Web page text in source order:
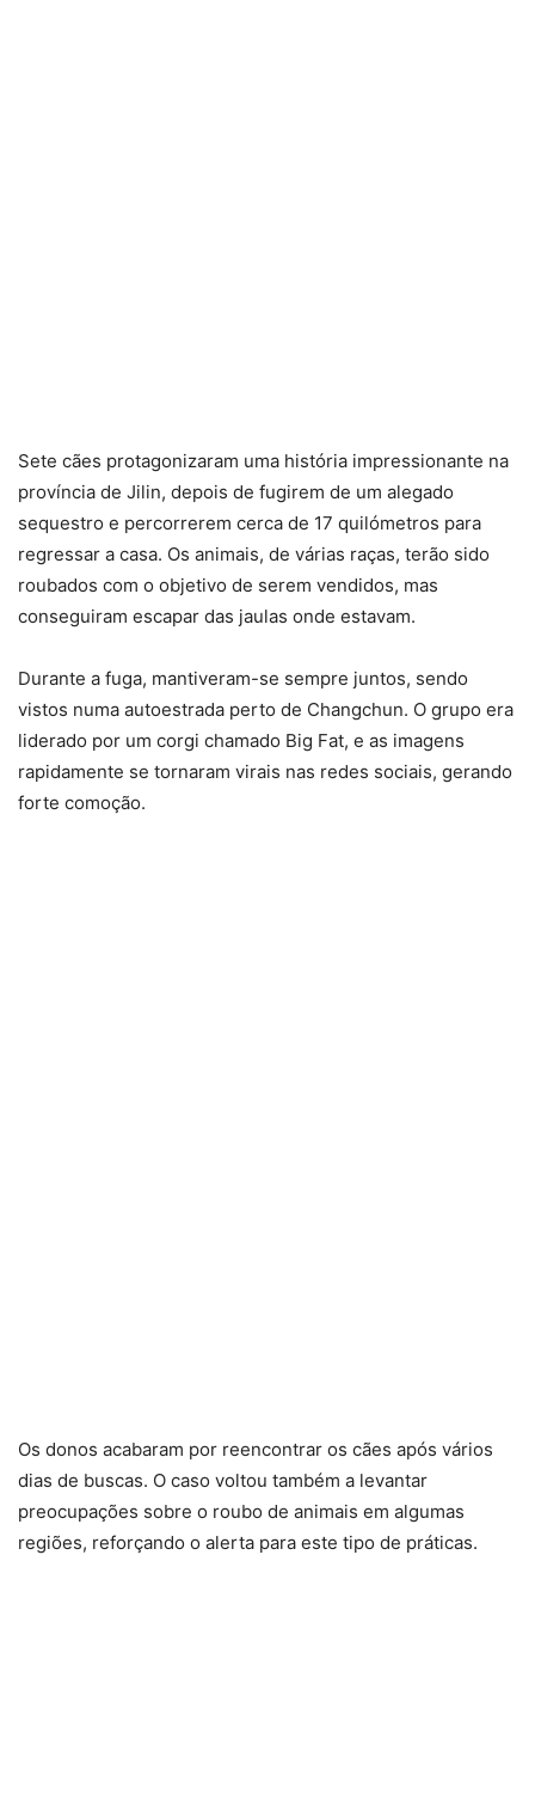
Sete cães protagonizaram uma história impressionante na
província de Jilin, depois de fugirem de um alegado
sequestro e percorrerem cerca de 17 quilómetros para
regressar a casa. Os animais, de várias raças, terão sido
roubados com o objetivo de serem vendidos, mas
conseguiram escapar das jaulas onde estavam.
Durante a fuga, mantiveram-se sempre juntos, sendo
vistos numa autoestrada perto de Changchun. O grupo era
liderado por um corgi chamado Big Fat, e as imagens
rapidamente se tornaram virais nas redes sociais, gerando
forte comoção.
Os donos acabaram por reencontrar os cães após vários
dias de buscas. O caso voltou também a levantar
preocupações sobre o roubo de animais em algumas
regiões, reforçando o alerta para este tipo de práticas.